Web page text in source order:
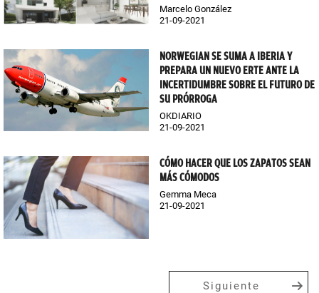
Marcelo González
21-09-2021
NORWEGIAN SE SUMA A IBERIA Y
PREPARA UN NUEVO ERTE ANTE LA
INCERTIDUMBRE SOBRE EL FUTURO DE
SU PRÓRROGA
OKDIARIO
21-09-2021
CÓMO HACER QUE LOS ZAPATOS SEAN
MÁS CÓMODOS
Gemma Meca
21-09-2021
Siguiente